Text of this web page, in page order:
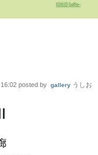
posted by gallery うしお